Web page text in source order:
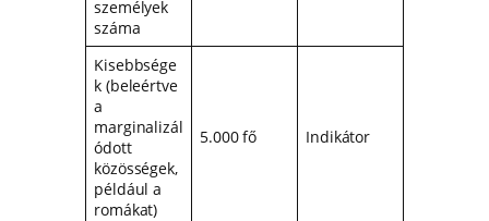
személyek
száma
Kisebbsége
k (beleértve
a
marginalizál
ódott
közösségek,
például a
romákat)
5.000 fő Indikátor